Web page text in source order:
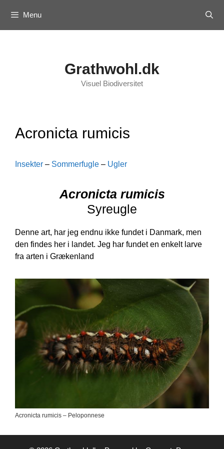
content
Menu
Grathwohl.dk
Visuel Biodiversitet
Acronicta rumicis
Insekter – Sommerfugle – Ugler
Acronicta rumicis
Syreugle
Denne art, har jeg endnu ikke fundet i Danmark, men
den findes her i landet. Jeg har fundet en enkelt larve
fra arten i Grækenland
Acronicta rumicis – Peloponnese